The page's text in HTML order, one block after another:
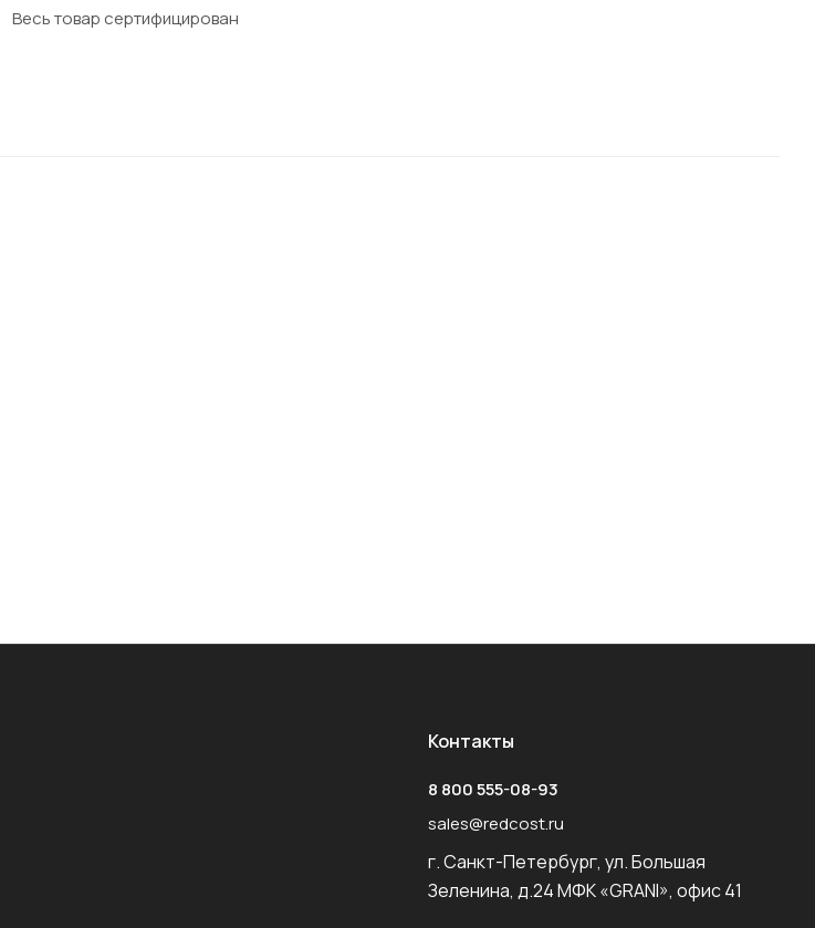
Весь товар сертифицирован
Контакты
8 800 555-08-93
sales@redcost.ru
г. Санкт-Петербург, ул. Большая
Зеленина, д.24 МФК «GRANI», офис 41